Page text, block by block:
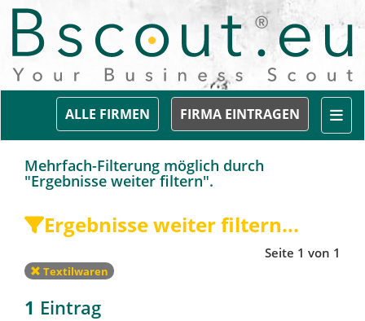
FIRMA EINTRAGEN
ALLE FIRMEN
Mehrfach-Filterung möglich durch
"Ergebnisse weiter filtern".
Ergebnisse weiter filtern...
Seite 1 von 1
Textilwaren
1 Eintrag